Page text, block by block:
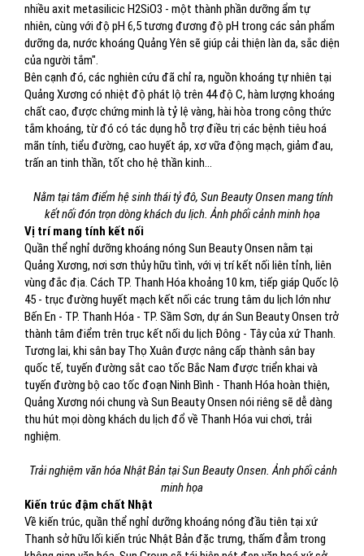
nhiều axit metasilicic H2SiO3 - một thành phần dưỡng ẩm tự
nhiên, cùng với độ pH 6,5 tương đương độ pH trong các sản phẩm
dưỡng da, nước khoáng Quảng Yên sẽ giúp cải thiện làn da, sắc diện
của người tắm".
Bên cạnh đó, các nghiên cứu đã chỉ ra, nguồn khoáng tự nhiên tại
Quảng Xương có nhiệt độ phát lộ trên 44 độ C, hàm lượng khoáng
chất cao, được chứng minh là tỷ lệ vàng, hài hòa trong công thức
tắm khoáng, từ đó có tác dụng hỗ trợ điều trị các bệnh tiêu hoá
mãn tính, tiểu đường, cao huyết áp, xơ vữa động mạch, giảm đau,
trấn an tinh thần, tốt cho hệ thần kinh…
Nằm tại tâm điểm hệ sinh thái tỷ đô, Sun Beauty Onsen mang tính
kết nối đón trọn dòng khách du lịch. Ảnh phối cảnh minh họa
Vị trí mang tính kết nối
Quần thể nghỉ dưỡng khoáng nóng Sun Beauty Onsen nằm tại
Quảng Xương, nơi sơn thủy hữu tình, với vị trí kết nối liên tỉnh, liên
vùng đắc địa. Cách TP. Thanh Hóa khoảng 10 km, tiếp giáp Quốc lộ
45 - trục đường huyết mạch kết nối các trung tâm du lịch lớn như
Bến En - TP. Thanh Hóa - TP. Sầm Sơn, dự án Sun Beauty Onsen trở
thành tâm điểm trên trục kết nối du lịch Đông - Tây của xứ Thanh.
Tương lai, khi sân bay Thọ Xuân được nâng cấp thành sân bay
quốc tế, tuyến đường sắt cao tốc Bắc Nam được triển khai và
tuyến đường bộ cao tốc đoạn Ninh Bình - Thanh Hóa hoàn thiện,
Quảng Xương nói chung và Sun Beauty Onsen nói riêng sẽ dễ dàng
thu hút mọi dòng khách du lịch đổ về Thanh Hóa vui chơi, trải
nghiệm.
Trải nghiệm văn hóa Nhật Bản tại Sun Beauty Onsen. Ảnh phối cảnh
minh họa
Kiến trúc đậm chất Nhật
Về kiến trúc, quần thể nghỉ dưỡng khoáng nóng đầu tiên tại xứ
Thanh sở hữu lối kiến trúc Nhật Bản đặc trưng, thấm đẫm trong